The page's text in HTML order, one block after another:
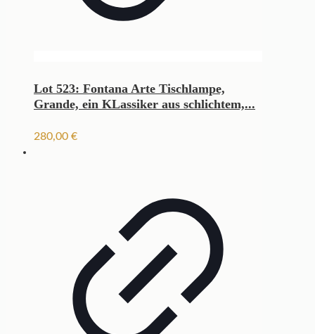
Lot 523: Fontana Arte Tischlampe,
Grande, ein KLassiker aus schlichtem,...
280,00 €